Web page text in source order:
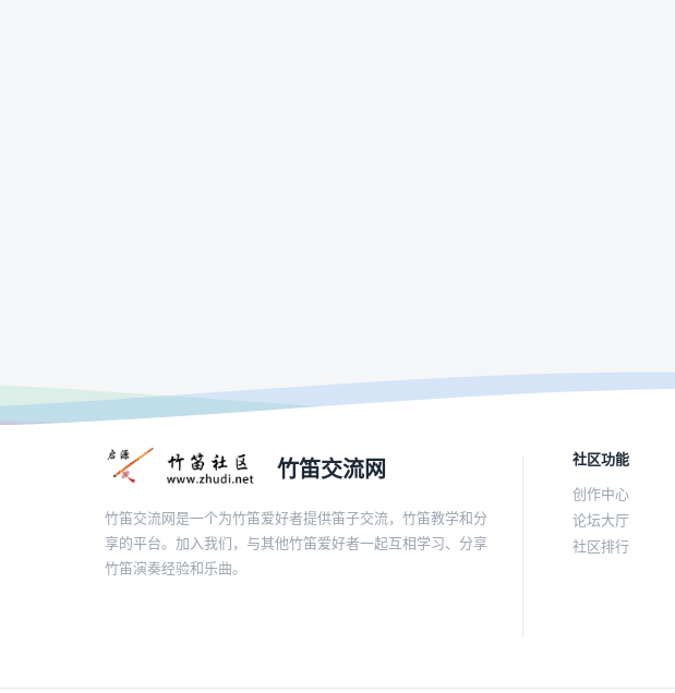
竹笛交流网
竹笛交流网是一个为竹笛爱好者提供笛子交流，竹笛教学和分
享的平台。加入我们，与其他竹笛爱好者一起互相学习、分享
竹笛演奏经验和乐曲。
社区功能
创作中心
论坛大厅
社区排行